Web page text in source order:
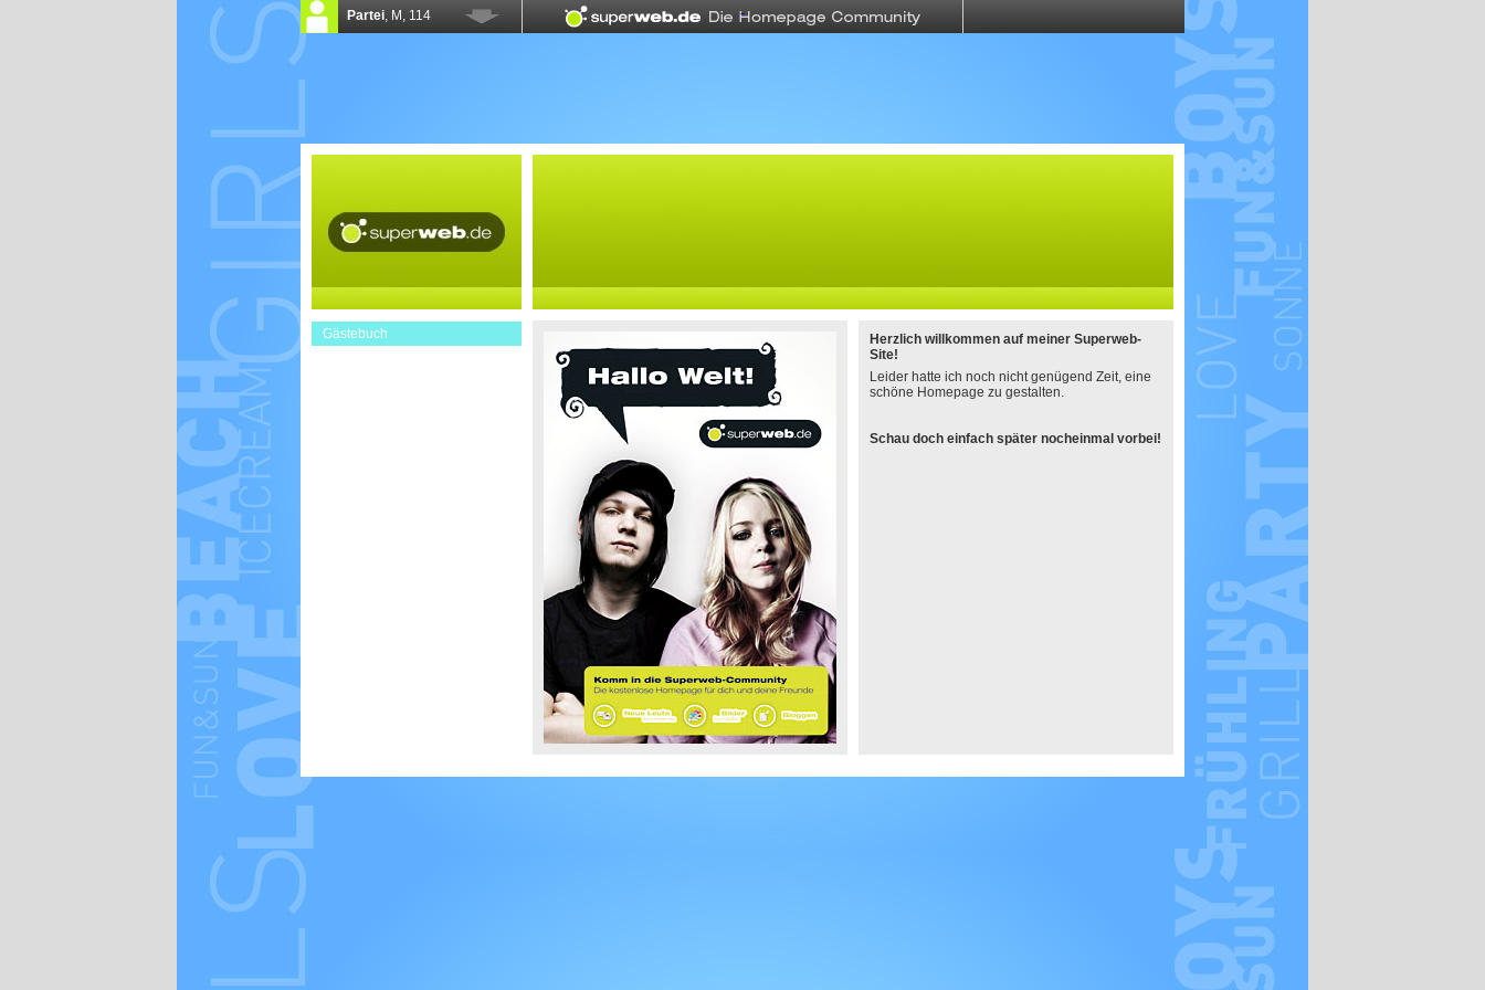
Gästebuch
Herzlich willkommen auf meiner Superweb-
Site!
Leider hatte ich noch nicht genügend Zeit, eine
schöne Homepage zu gestalten.
Schau doch einfach später nocheinmal vorbei!